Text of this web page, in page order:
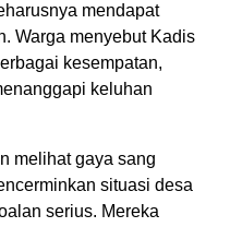
mendapat
Warga menyebut Kadis
kesempatan,
keluhan
melihat gaya sang
situasi desa
serius. Mereka